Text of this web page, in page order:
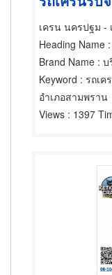
เครน นครปฐม -
Heading Name :
Brand Name : บ
Keyword : รถเค
อำเภอสามพราน
Views : 1397